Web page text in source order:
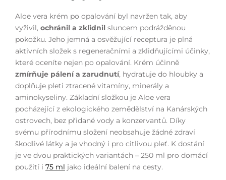
Aloe vera krém po opalování byl navržen tak, aby
vyživil, ochránil a zklidnil sluncem podrážděnou
pokožku. Jeho jemná a osvěžující receptura je plná
aktivních složek s regeneračními a zklidňujícími účinky,
které oceníte nejen po opalování. Krém účinně
zmírňuje pálení a zarudnutí, hydratuje do hloubky a
doplňuje pleti ztracené vitamíny, minerály a
aminokyseliny. Základní složkou je Aloe vera
pocházející z ekologického zemědělství na Kanárských
ostrovech, bez přidané vody a konzervantů. Díky
svému přírodnímu složení neobsahuje žádné zdraví
škodlivé látky a je vhodný i pro citlivou pleť. K dostání
je ve dvou praktických variantách – 250 ml pro domácí
použití i 75 ml jako ideální balení na cesty.